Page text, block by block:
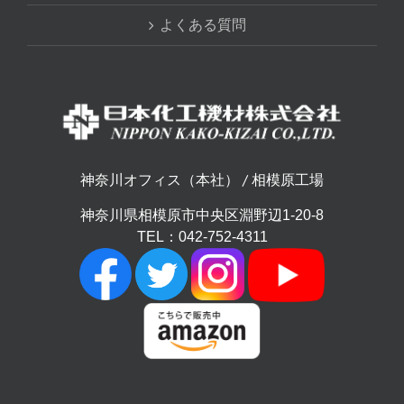
よくある質問
神奈川オフィス（本社） / 相模原工場
神奈川県相模原市中央区淵野辺1-20-8
TEL：042-752-4311